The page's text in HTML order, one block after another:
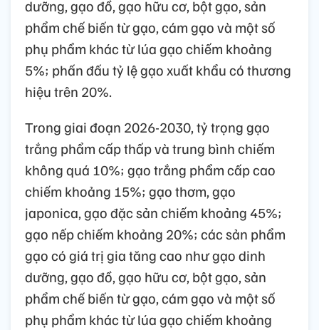
dưỡng, gạo đồ, gạo hữu cơ, bột gạo, sản
phẩm chế biến từ gạo, cám gạo và một số
phụ phẩm khác từ lúa gạo chiếm khoảng
5%; phấn đấu tỷ lệ gạo xuất khẩu có thương
hiệu trên 20%.
Trong giai đoạn 2026-2030, tỷ trọng gạo
trắng phẩm cấp thấp và trung bình chiếm
không quá 10%; gạo trắng phẩm cấp cao
chiếm khoảng 15%; gạo thơm, gạo
japonica, gạo đặc sản chiếm khoảng 45%;
gạo nếp chiếm khoảng 20%; các sản phẩm
gạo có giá trị gia tăng cao như gạo dinh
dưỡng, gạo đồ, gạo hữu cơ, bột gạo, sản
phẩm chế biến từ gạo, cám gạo và một số
phụ phẩm khác từ lúa gạo chiếm khoảng